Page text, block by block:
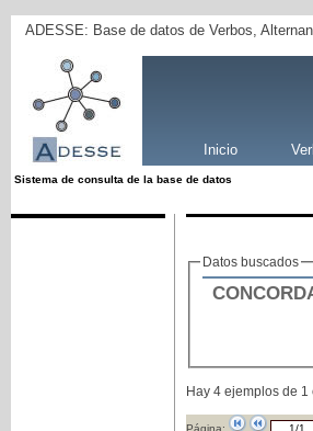
ADESSE: Base de datos de Verbos,
Inicio
Sistema de consulta de la base de datos
Datos buscados
Hay 4 ejemplos de
Página: